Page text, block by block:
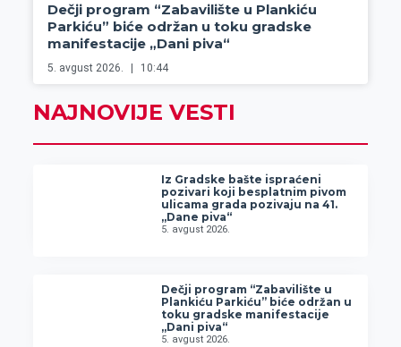
Dečji program “Zabavilište u Plankiću
Parkiću” biće održan u toku gradske
manifestacije „Dani piva“
5. avgust 2026. 10:44
NAJNOVIJE VESTI
Iz Gradske bašte ispraćeni
pozivari koji besplatnim pivom
ulicama grada pozivaju na 41.
„Dane piva“
5. avgust 2026.
Dečji program “Zabavilište u
Plankiću Parkiću” biće održan u
toku gradske manifestacije
„Dani piva“
5. avgust 2026.